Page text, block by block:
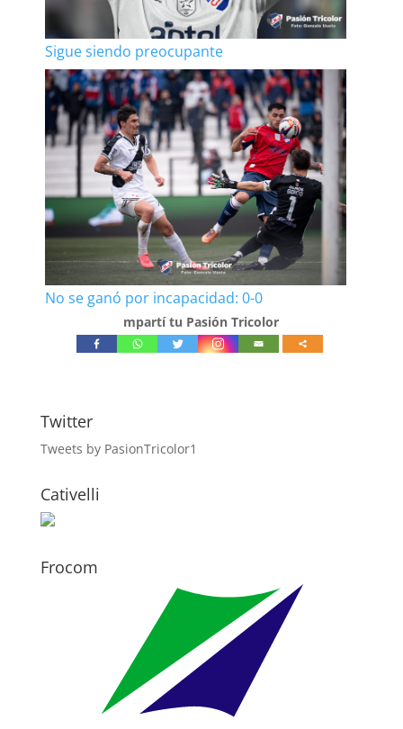
Sigue siendo preocupante
No se ganó por incapacidad: 0-0
mpartí tu Pasión Tricolor
Twitter
Tweets by PasionTricolor1
Cativelli
Frocom